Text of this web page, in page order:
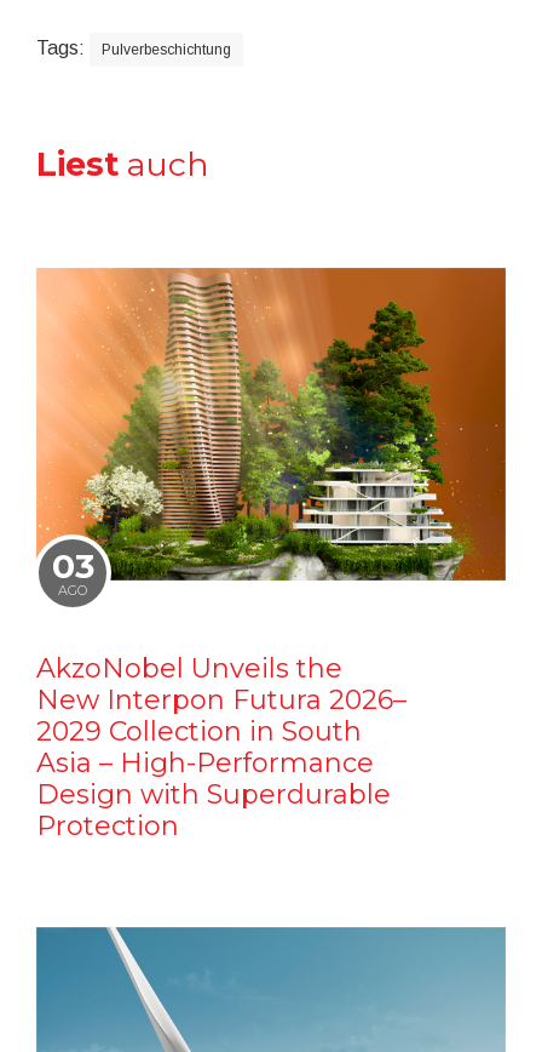
Tags: Pulverbeschichtung
Liest auch
03
AGO
AkzoNobel Unveils the
New Interpon Futura 2026–
2029 Collection in South
Asia – High-Performance
Design with Superdurable
Protection